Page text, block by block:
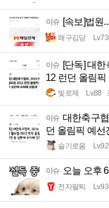
이슈 [속보]법원
왜구김당 Lv.73
이슈 [단독] 대
12 런던 올림
빛로제 Lv.88
이슈 대한축구
던 올림픽 예선
슬기로움 Lv.92
이슈 오늘 오후
전자팔찌 Lv.93